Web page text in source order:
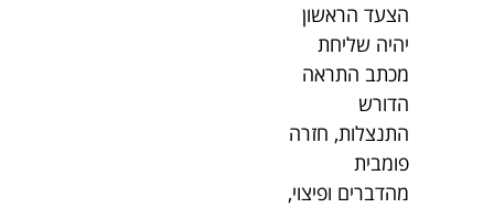
הצעד הראשון
יהיה שליחת
מכתב התראה
הדורש
התנצלות, חזרה
פומבית
מהדברים ופיצוי,